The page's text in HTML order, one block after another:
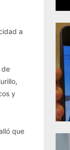
a
de
y
que